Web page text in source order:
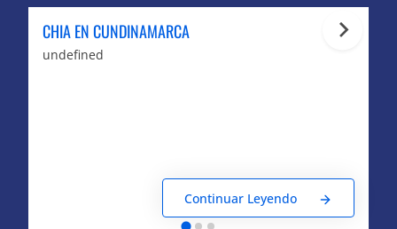
CHIA EN CUNDINAMARCA
undefined
Continuar Leyendo